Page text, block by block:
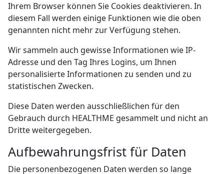
Ihrem Browser können Sie Cookies deaktivieren. In
diesem Fall werden einige Funktionen wie die oben
genannten nicht mehr zur Verfügung stehen.
Wir sammeln auch gewisse Informationen wie IP-
Adresse und den Tag Ihres Logins, um Ihnen
personalisierte Informationen zu senden und zu
statistischen Zwecken.
Diese Daten werden ausschließlichen für den
Gebrauch durch HEALTHME gesammelt und nicht an
Dritte weitergegeben.
Aufbewahrungsfrist für Daten
Die personenbezogenen Daten werden so lange